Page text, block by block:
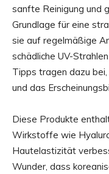
sanfte Reinigung und
Grundlage für eine
sie auf regelmäßige
schädliche UV-
Tipps tragen dazu
und das
Diese Produkte
Wirkstoffe wie
Hautelastizität
Wunder, dass